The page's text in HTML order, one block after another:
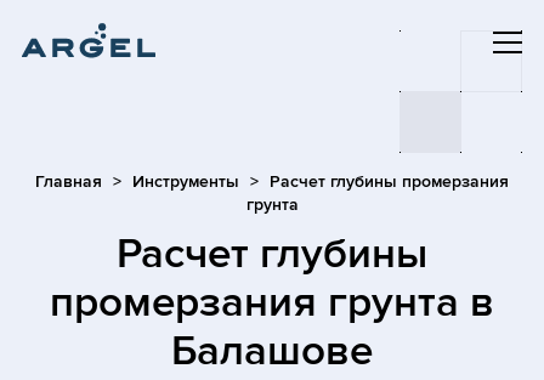
Главная Инструменты
Расчет глубины промерзания
грунта
Расчет глубины
промерзания грунта в
Балашове